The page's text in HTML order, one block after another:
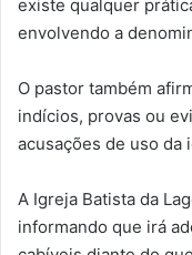
existe qualquer
envolvendo a
O pastor também
indícios, provas ou
acusações de uso da
A Igreja Batista da
informando que irá